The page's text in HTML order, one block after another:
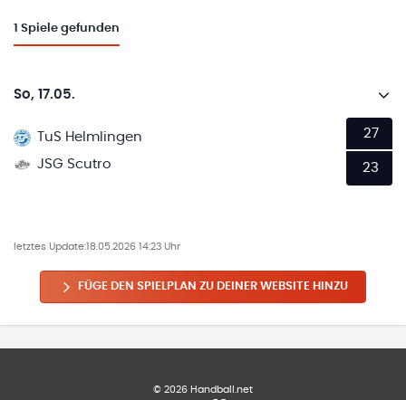
Spiele gefunden
So, 17.05.
TuS Helmlingen
JSG Scutro
27
23
letztes Update:18.05.2026 14:23 Uhr
FÜGE DEN SPIELPLAN ZU DEINER WEBSITE HINZU
© 2026 Handball.net